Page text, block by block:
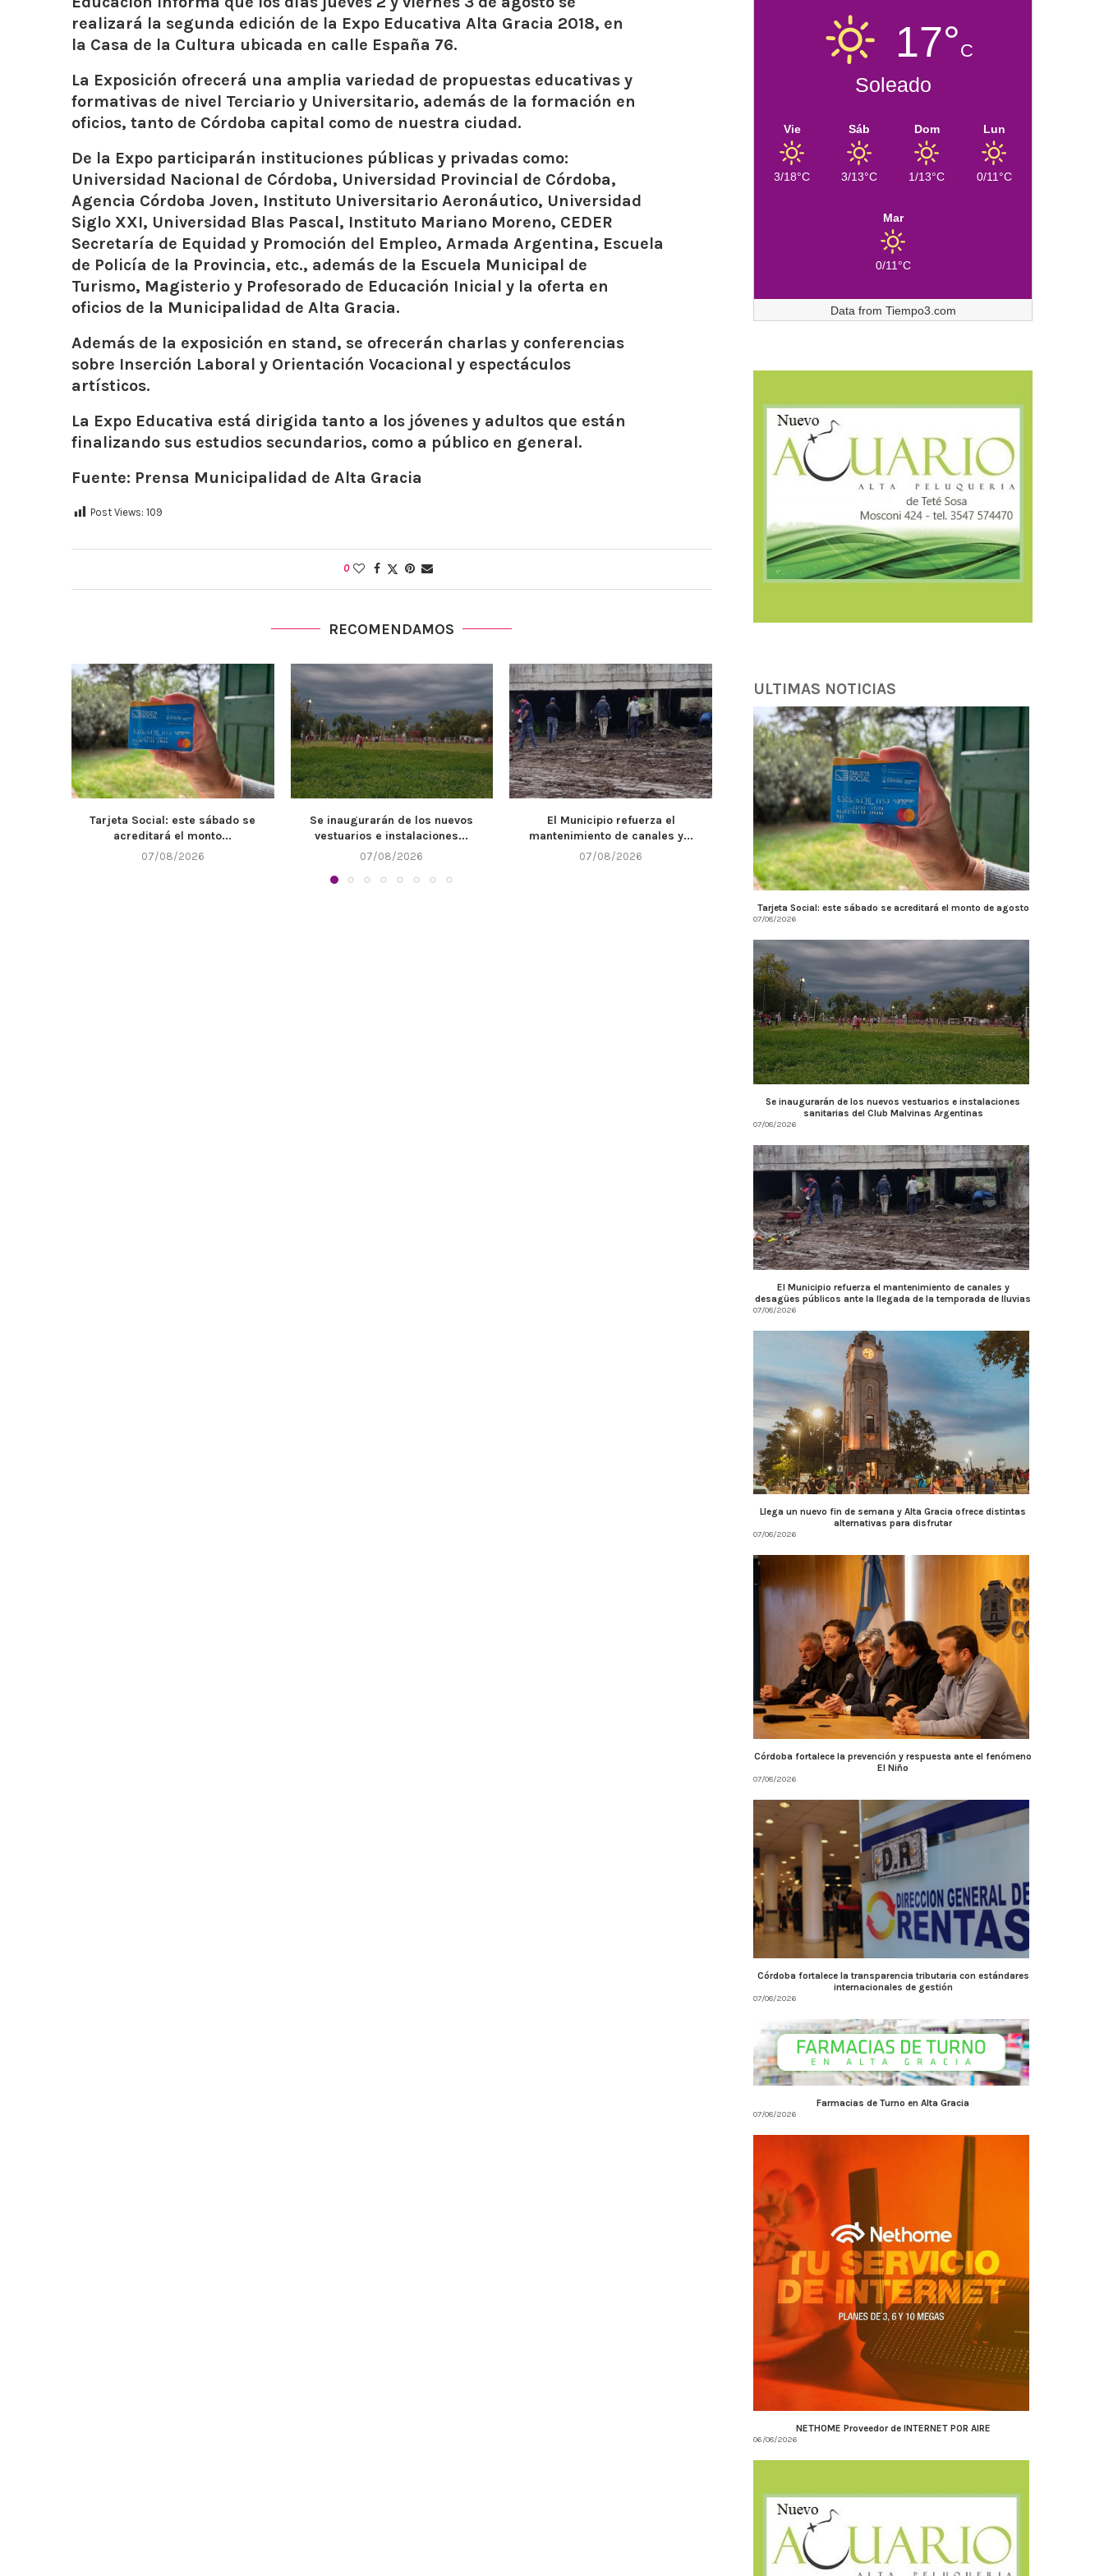
realizará la segunda edición de la Expo Educativa Alta Gracia 2018, en
la Casa de la Cultura ubicada en calle España 76.
La Exposición ofrecerá una amplia variedad de propuestas educativas y
formativas de nivel Terciario y Universitario, además de la formación en
oficios, tanto de Córdoba capital como de nuestra ciudad.
De la Expo participarán instituciones públicas y privadas como:
Universidad Nacional de Córdoba, Universidad Provincial de Córdoba,
Agencia Córdoba Joven, Instituto Universitario Aeronáutico, Universidad
Siglo XXI, Universidad Blas Pascal, Instituto Mariano Moreno, CEDER
Secretaría de Equidad y Promoción del Empleo, Armada Argentina, Escuela
de Policía de la Provincia, etc., además de la Escuela Municipal de
Turismo, Magisterio y Profesorado de Educación Inicial y la oferta en
oficios de la Municipalidad de Alta Gracia.
Además de la exposición en stand, se ofrecerán charlas y conferencias
sobre Inserción Laboral y Orientación Vocacional y espectáculos
artísticos.
La Expo Educativa está dirigida tanto a los jóvenes y adultos que están
finalizando sus estudios secundarios, como a público en general.
Fuente: Prensa Municipalidad de Alta Gracia
Post Views: 109
0
RECOMENDAMOS
Se inaugurarán de los nuevos
vestuarios e instalaciones...
07/08/2026
El Municipio refuerza el
mantenimiento de canales y...
07/08/2026
Llega un nuevo fin de semana y
Alta...
07/08/2026
Córdoba fortalece la prevención y
respuesta ante el...
07/08/2026
Córdoba fortalece la
tributaria con
internacionales...
07/08/2026
17°C
Soleado
Vie
3/18°C
Sáb
3/13°C
Dom
1/13°C
Lun
0/11°C
Mar
0/11°C
Data from Tiempo3.com
ULTIMAS NOTICIAS
Tarjeta Social: este sábado se acreditará el monto de agosto
07/08/2026
Se inaugurarán de los nuevos vestuarios e instalaciones
sanitarias del Club Malvinas Argentinas
07/08/2026
El Municipio refuerza el mantenimiento de canales y
desagües públicos ante la llegada de la temporada de lluvias
07/08/2026
Llega un nuevo fin de semana y Alta Gracia ofrece distintas
alternativas para disfrutar
07/08/2026
Córdoba fortalece la prevención y respuesta ante el fenómeno
El Niño
07/08/2026
Córdoba fortalece la transparencia tributaria con estándares
internacionales de gestión
07/08/2026
Farmacias de Turno en Alta Gracia
07/08/2026
NETHOME Proveedor de INTERNET POR AIRE
06/08/2026